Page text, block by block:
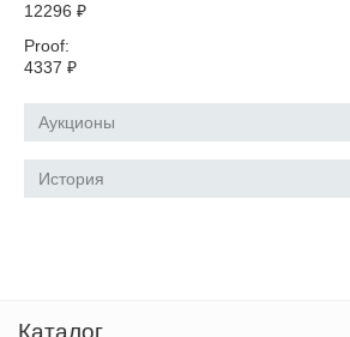
12296 ₽
Proof:
4337 ₽
Аукционы
История
Каталог